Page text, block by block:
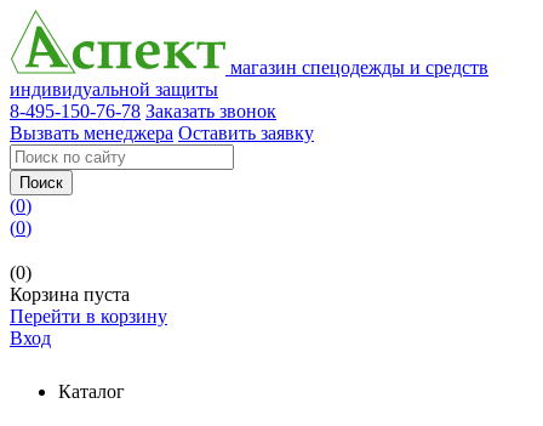
магазин спецодежды и средств
индивидуальной защиты
8-495-150-76-78 Заказать звонок
Вызвать менеджера Оставить заявку
Поиск
(0)
(0)
(0)
Корзина пуста
Перейти в корзину
Вход
Каталог